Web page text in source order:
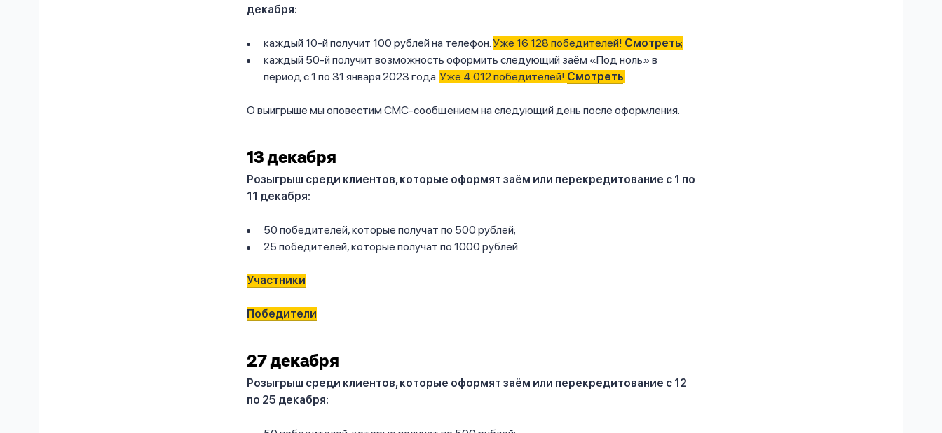
декабря:
каждый 10-й получит 100 рублей на телефон.Уже 16 128 победителей! Смотреть;
каждый 50-й получит возможность оформить следующий заём «Под ноль» в
период с 1 по 31 января 2023 года.Уже 4 012 победителей! Смотреть.
О выигрыше мы оповестим СМС-сообщением на следующий день после оформления.
13 декабря
Розыгрыш среди клиентов, которые оформят заём или перекредитование с 1 по
11 декабря:
50 победителей, которые получат по 500 рублей;
25 победителей, которые получат по 1000 рублей.
Участники
Победители
27 декабря
Розыгрыш среди клиентов, которые оформят заём или перекредитование с 12
по 25 декабря: